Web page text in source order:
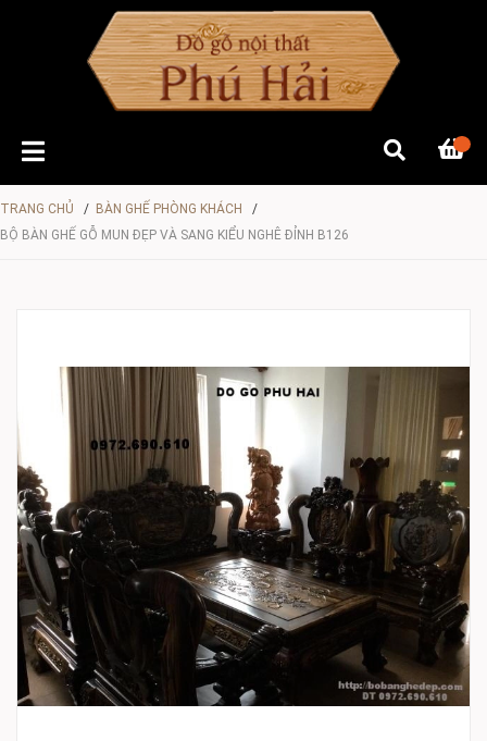
TRANG CHỦ / BÀN GHẾ PHÒNG KHÁCH
/
BỘ BÀN GHẾ GỖ MUN ĐẸP VÀ SANG KIỂU NGHÊ ĐỈNH B126